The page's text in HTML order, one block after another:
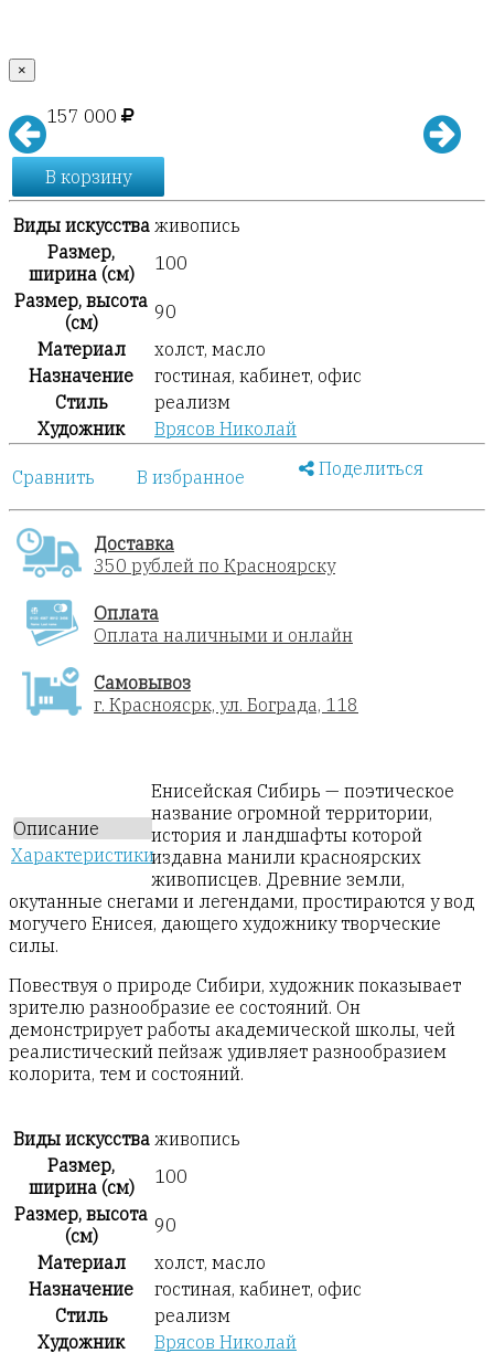
×
157 000
В корзину
Виды искусства живопись
Размер,
ширина (см)
100
Размер, высота
(см)
90
Материал
холст, масло
Назначение
гостиная, кабинет, офис
Стиль
реализм
Художник
Врясов Николай
Сравнить В избранное Поделиться
Доставка
350 рублей по Красноярску
Оплата
Оплата наличными и онлайн
Самовывоз
г. Красноясрк, ул. Бограда, 118
Описание
Характеристики
Енисейская Сибирь — поэтическое
название огромной территории,
история и ландшафты которой
издавна манили красноярских
живописцев. Древние земли,
окутанные снегами и легендами, простираются у вод
могучего Енисея, дающего художнику творческие
силы.
Повествуя о природе Сибири, художник показывает
зрителю разнообразие ее состояний. Он
демонстрирует работы академической школы, чей
реалистический пейзаж удивляет разнообразием
колорита, тем и состояний.
Виды искусства живопись
Размер,
ширина (см)
100
Размер, высота
(см)
90
Материал
холст, масло
Назначение
гостиная, кабинет, офис
Стиль
реализм
Художник
Врясов Николай